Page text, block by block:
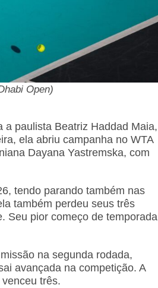
Open)
a paulista Beatriz Haddad Maia,
ela abriu campanha no WTA
Dayana Yastremska, com
tendo parando também nas
também perdeu seus três
Seu pior começo de temporada
na segunda rodada,
avançada na competição. A
três.